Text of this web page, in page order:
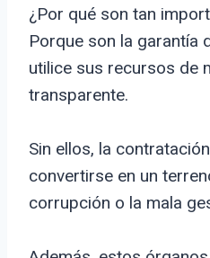
¿Por qué son tan
Porque son la garantía
utilice sus recursos de
transparente.
Sin ellos, la
convertirse en un
corrupción o la mala